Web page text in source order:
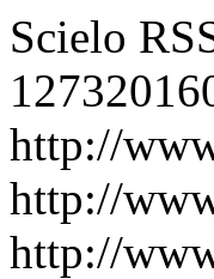
Scielo
http://
http://
http://